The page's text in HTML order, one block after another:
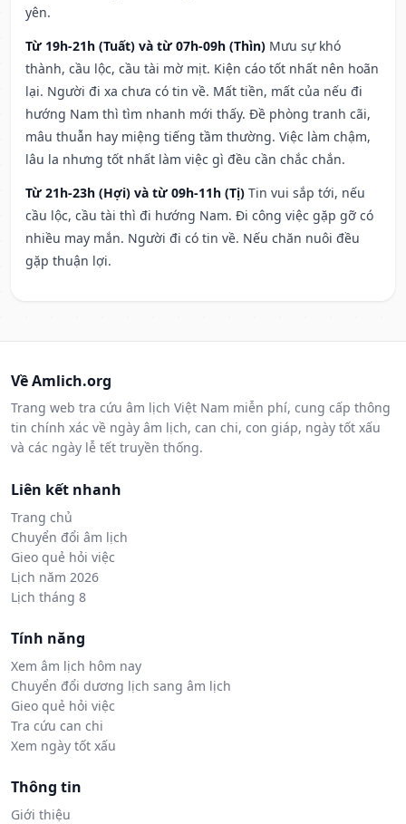
yên.
Từ 19h-21h (Tuất) và từ 07h-09h (Thìn) Mưu sự khó
thành, cầu lộc, cầu tài mờ mịt. Kiện cáo tốt nhất nên hoãn
lại. Người đi xa chưa có tin về. Mất tiền, mất của nếu đi
hướng Nam thì tìm nhanh mới thấy. Đề phòng tranh cãi,
mâu thuẫn hay miệng tiếng tầm thường. Việc làm chậm,
lâu la nhưng tốt nhất làm việc gì đều cần chắc chắn.
Từ 21h-23h (Hợi) và từ 09h-11h (Tị) Tin vui sắp tới, nếu
cầu lộc, cầu tài thì đi hướng Nam. Đi công việc gặp gỡ có
nhiều may mắn. Người đi có tin về. Nếu chăn nuôi đều
gặp thuận lợi.
Về Amlich.org
Trang web tra cứu âm lịch Việt Nam miễn phí, cung cấp thông
tin chính xác về ngày âm lịch, can chi, con giáp, ngày tốt xấu
và các ngày lễ tết truyền thống.
Liên kết nhanh
Trang chủ
Chuyển đổi âm lịch
Gieo quẻ hỏi việc
Lịch năm 2026
Lịch tháng 8
Tính năng
Xem âm lịch hôm nay
Chuyển đổi dương lịch sang âm lịch
Gieo quẻ hỏi việc
Tra cứu can chi
Xem ngày tốt xấu
Thông tin
Giới thiệu